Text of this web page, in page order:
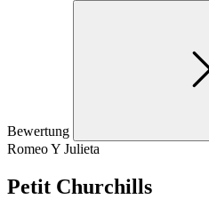
Bewertung
Romeo Y Julieta
Petit Churchills